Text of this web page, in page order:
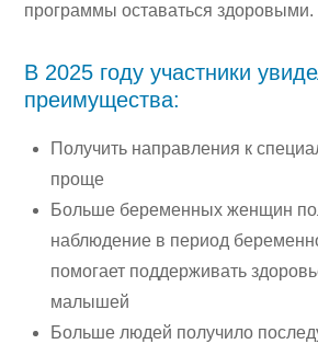
программы оставаться здоровыми.
В 2025 году участники
преимущества:
Получить направления к
проще
Больше беременных женщин
наблюдение в период
помогает поддерживать
малышей
Больше людей получило